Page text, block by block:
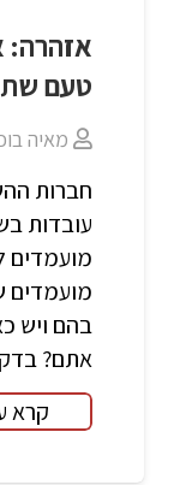
אזהרה:
טעם
מאיה
חברות
עובדות
מועמדים
בהם ויש
אתם?
קרא